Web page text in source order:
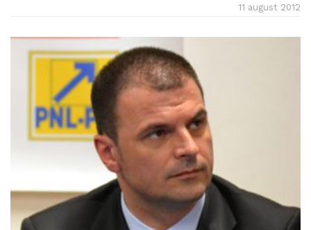
11 august 2012